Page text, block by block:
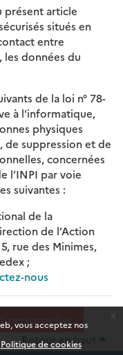
vous acceptez nos
Politique de cookies
présent article
situés en
entre
les données du
de la loi n° 78-
à l'informatique,
physiques
de suppression et de
concernées
l’INPI par voie
suivantes :
de la
de l’Action
rue des Minimes,
;
nous
personnelles.
Retour en haut